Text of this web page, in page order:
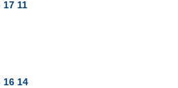
11
16 14